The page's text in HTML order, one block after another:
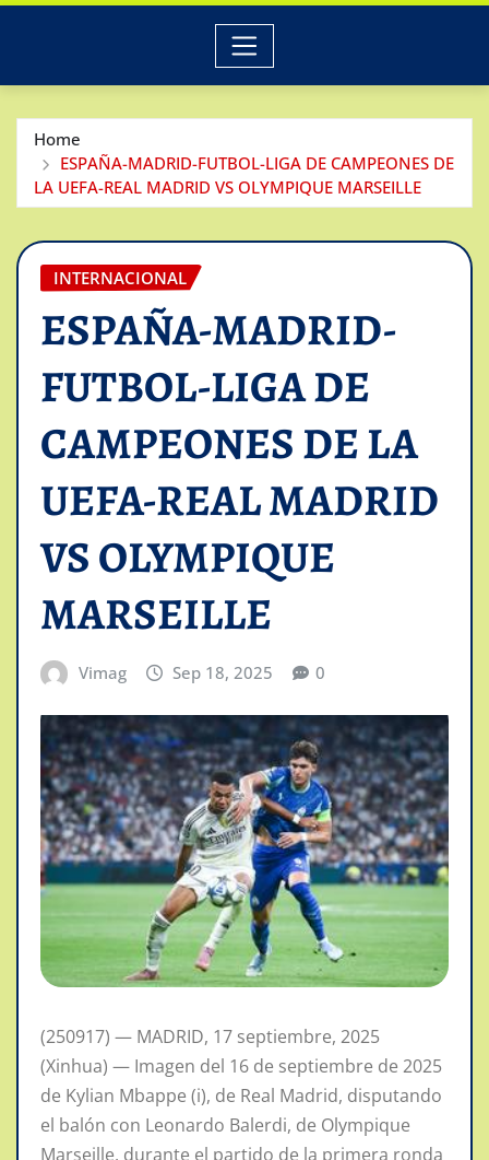
Home
ESPAÑA-MADRID-FUTBOL-LIGA DE CAMPEONES DE
LA UEFA-REAL MADRID VS OLYMPIQUE MARSEILLE
INTERNACIONAL
ESPAÑA-MADRID-
FUTBOL-LIGA DE
CAMPEONES DE LA
UEFA-REAL MADRID
VS OLYMPIQUE
MARSEILLE
Vimag Sep 18, 2025 0
(250917) — MADRID, 17 septiembre, 2025
(Xinhua) — Imagen del 16 de septiembre de 2025
de Kylian Mbappe (i), de Real Madrid, disputando
el balón con Leonardo Balerdi, de Olympique
Marseille, durante el partido de la primera ronda